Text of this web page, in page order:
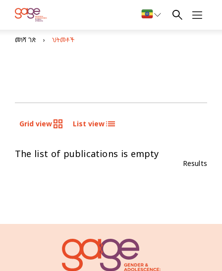
መነሻ ገጽ ህትመቶች
Grid view List view
The list of publications is empty
Results